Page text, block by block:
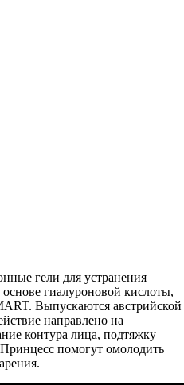
гели для устранения
гиалуроновой кислоты,
Выпускаются австрийской
направлено на
контура лица, подтяжку
помогут омолодить